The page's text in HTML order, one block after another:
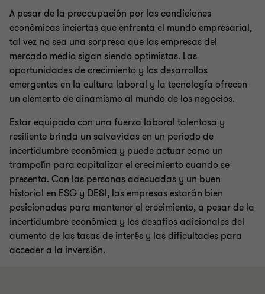
A pesar de la preocupación por las condiciones
económicas inciertas que enfrenta el mundo empresarial,
tal vez no sea una sorpresa que las empresas del
mercado medio sigan siendo optimistas. Las
oportunidades de crecimiento y los desarrollos
emergentes en la cultura laboral y la tecnología ofrecen
un elemento de dinamismo al mundo de los negocios.
Estar equipado con una fuerza laboral talentosa y
resiliente brinda un salvavidas en un período de
incertidumbre económica y puede actuar como un
trampolín para capitalizar el crecimiento cuando se
presenta. Con las personas adecuadas y un buen
historial en ESG y DE&I, las empresas estarán bien
posicionadas para mantener el crecimiento, a pesar de la
incertidumbre económica y los desafíos adicionales del
aumento de las tasas de interés y las dificultades para
acceder a la inversión.